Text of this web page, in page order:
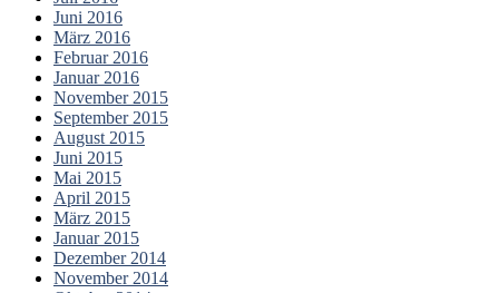
Juni 2016
März 2016
Februar 2016
Januar 2016
November 2015
September 2015
August 2015
Juni 2015
Mai 2015
April 2015
März 2015
Januar 2015
Dezember 2014
November 2014